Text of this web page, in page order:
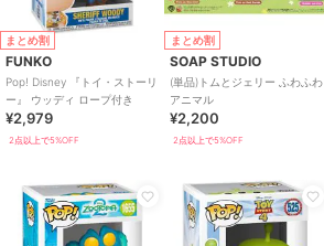
まとめ割
FUNKO
Pop! Disney 『トイ・ストーリ
ー』 ウッディ ロープ付き
¥2,979
2点以上で5%OFF
まとめ割
SOAP STUDIO
(単品)トムとジェリー ふわふわ
アニマル
¥2,200
2点以上で5%OFF